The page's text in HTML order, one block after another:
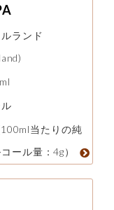
ランド
当たりの純
ール量：4g）